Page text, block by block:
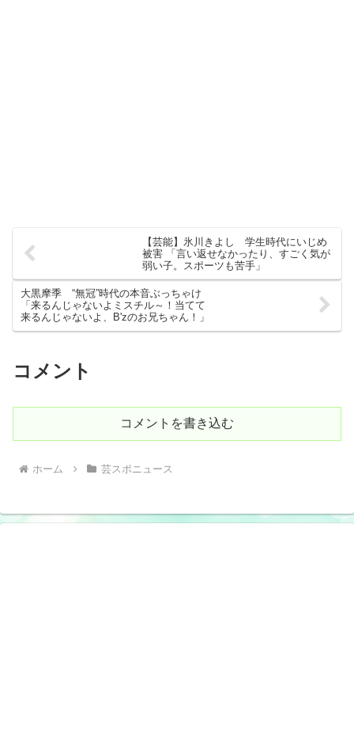
【芸能】氷川きよし 学生時代にいじめ
被害 「言い返せなかったり、すごく気が
弱い子。スポーツも苦手」
大黒摩季 “無冠”時代の本音ぶっちゃけ
「来るんじゃないよミスチル～！当てて
来るんじゃないよ、B'zのお兄ちゃん！」
コメント
コメントを書き込む
ホーム 芸スポニュース